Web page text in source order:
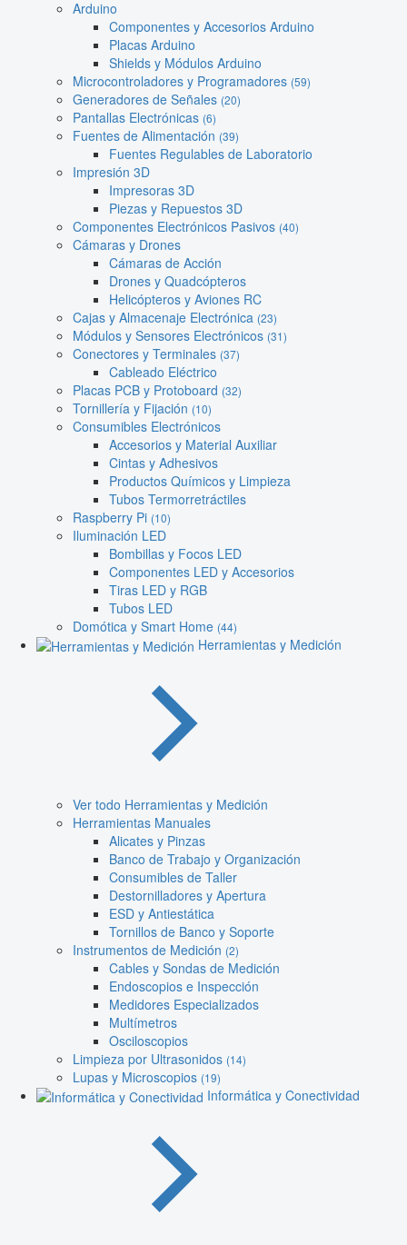
Arduino
Componentes y Accesorios Arduino
Placas Arduino
Shields y Módulos Arduino
Microcontroladores y Programadores (59)
Generadores de Señales (20)
Pantallas Electrónicas (6)
Fuentes de Alimentación (39)
Fuentes Regulables de Laboratorio
Impresión 3D
Impresoras 3D
Piezas y Repuestos 3D
Componentes Electrónicos Pasivos (40)
Cámaras y Drones
Cámaras de Acción
Drones y Quadcópteros
Helicópteros y Aviones RC
Cajas y Almacenaje Electrónica (23)
Módulos y Sensores Electrónicos (31)
Conectores y Terminales (37)
Cableado Eléctrico
Placas PCB y Protoboard (32)
Tornillería y Fijación (10)
Consumibles Electrónicos
Accesorios y Material Auxiliar
Cintas y Adhesivos
Productos Químicos y Limpieza
Tubos Termorretráctiles
Raspberry Pi (10)
Iluminación LED
Bombillas y Focos LED
Componentes LED y Accesorios
Tiras LED y RGB
Tubos LED
Domótica y Smart Home (44)
Herramientas y Medición
Ver todo Herramientas y Medición
Herramientas Manuales
Alicates y Pinzas
Banco de Trabajo y Organización
Consumibles de Taller
Destornilladores y Apertura
ESD y Antiestática
Tornillos de Banco y Soporte
Instrumentos de Medición (2)
Cables y Sondas de Medición
Endoscopios e Inspección
Medidores Especializados
Multímetros
Osciloscopios
Limpieza por Ultrasonidos (14)
Lupas y Microscopios (19)
Informática y Conectividad